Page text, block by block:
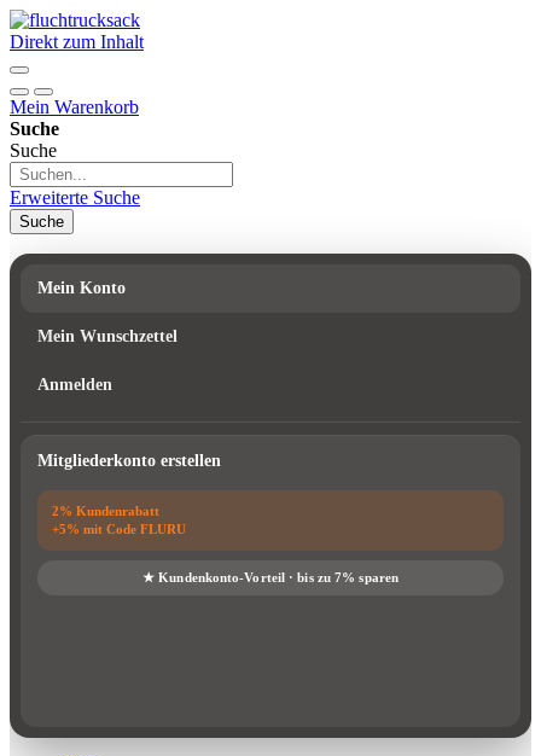
Direkt zum Inhalt
Mein Warenkorb
Suche
Suche
Erweiterte Suche
Suche
Mein Konto
Mein Wunschzettel
Anmelden
Mitgliederkonto erstellen